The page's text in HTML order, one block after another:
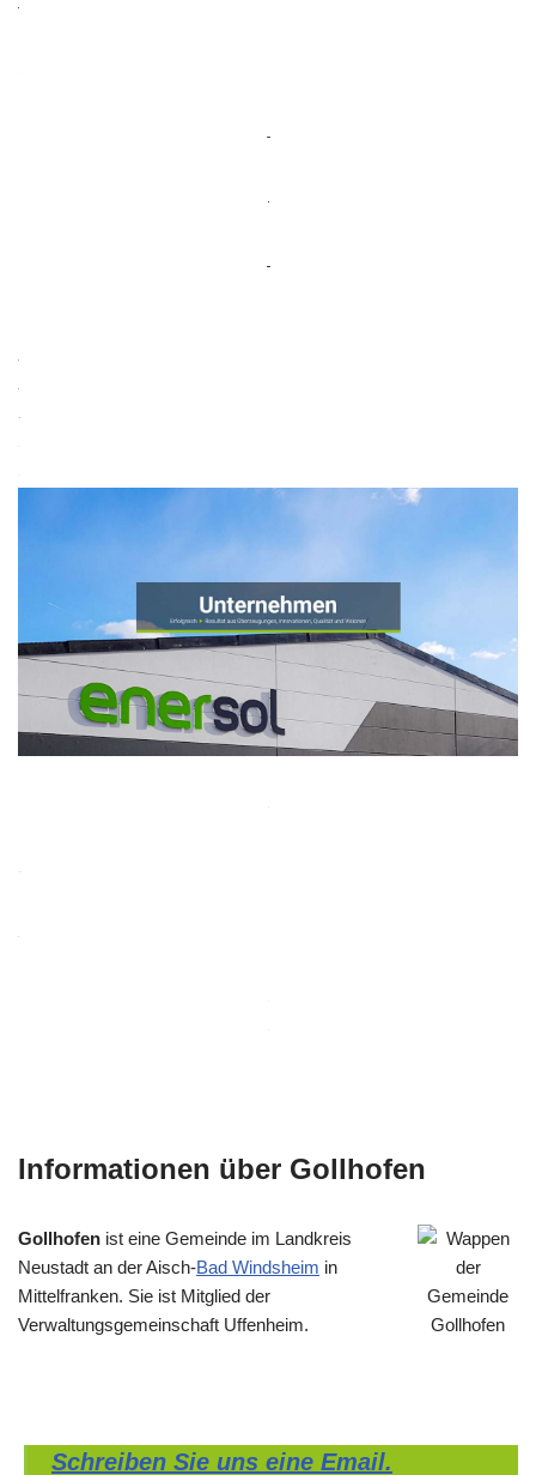
Informationen über Gollhofen
Gollhofen ist eine Gemeinde im Landkreis
Neustadt an der Aisch-Bad Windsheim in
Mittelfranken. Sie ist Mitglied der
Verwaltungsgemeinschaft Uffenheim.
Schreiben Sie uns eine Email.